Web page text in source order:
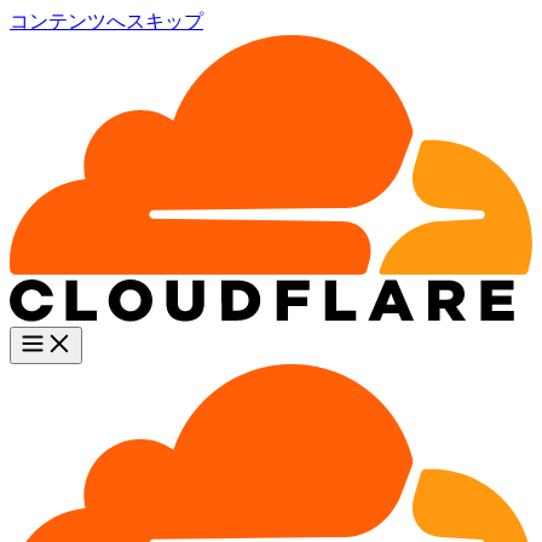
コンテンツへスキップ